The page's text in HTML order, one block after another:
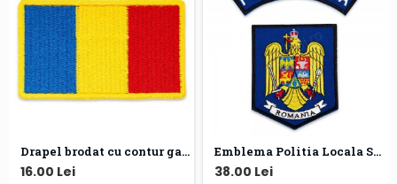
Drapel brodat cu contur galben
16.00 Lei
Emblema Politia Locala Stema Romaniei
38.00 Lei